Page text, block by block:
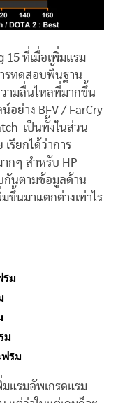
15 ที่เมื่อเพิ่มแรม
ารทดสอบพื้นฐาน
วามลื่นไหลที่มากขึ้น
อย่าง BFV / FarCry
เป็นทั้งในส่วน
รียกได้ว่าการ
ากๆ สำหรับ HP
บกันตามข้อมูลด้าน
ขึ้นมาแตกต่างเท่าไร
รม
ม
ฟรม
มแรมอัพเกรดแรม